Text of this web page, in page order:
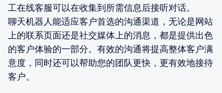
工在线客服可以在收集到所需信息后接听对话。
聊天机器人能适应客户首选的沟通渠道，无论是网站
上的联系页面还是社交媒体上的消息，都是提供出色
的客户体验的一部分。有效的沟通将提高整体客户满
意度，同时还可以帮助您的团队更快，更有效地接待
客户。